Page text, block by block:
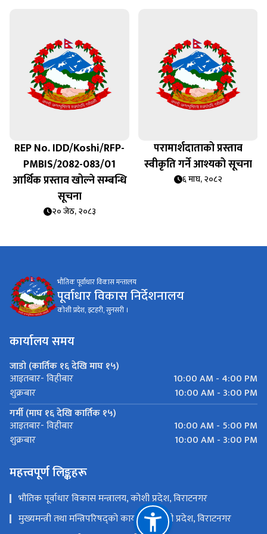
REP No. IDD/Koshi/RFP-
PMBIS/2082-083/01
आर्थिक प्रस्ताव खोल्ने सम्बन्धि
सूचना
२० जेठ, २०८३
परामार्शदाताको प्रस्ताव
स्वीकृति गर्ने आश्यको सूचना
६ माघ, २०८२
भौतिक पूर्वाधार विकास मन्तालय
पूर्वाधार विकास निर्देशनालय
कोशी प्रदेश, इटहरी, सुनसरी ।
कार्यालय समय
जाडो (कार्तिक १६ देखि माघ १५)
आइतबार- विहीबार
10:00 AM - 4:00 PM
शुक्रबार
10:00 AM - 3:00 PM
गर्मी (माघ १६ देखि कार्तिक १५)
आइतबार- विहीबार
10:00 AM - 5:00 PM
शुक्रबार
10:00 AM - 3:00 PM
महत्त्वपूर्ण लिङ्कहरू
भौतिक पूर्वाधार विकास मन्त्रालय, कोशी प्रदेश, विराटनगर
मुख्यमन्त्री तथा मन्त्रिपरिषद्को कार्यालय, कोशी प्रदेश, विराटनगर